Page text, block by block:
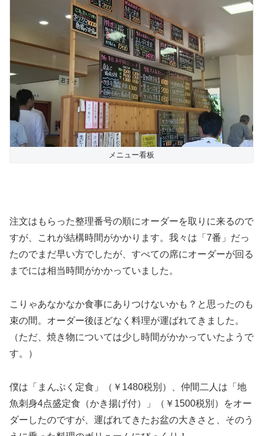
メニュー看板
注文はもらった整理番号の順にオーダーを取りに来るので
すが、これが結構時間がかかります。我々は「7番」だっ
たのでまだ早い方でしたが、すべての席にオーダーが回る
までには相当時間がかかっていました。
こりゃあなかなか食事にありつけないかも？と思ったのも
束の間。オーダー後ほどなく料理が運ばれてきました。
（ただ、焼き物については少し時間がかかっていたようで
す。）
僕は「まんぷく定食」（￥1480税別）、仲間二人は「地
魚刺身4点盛定食（かき揚げ付）」（￥1500税別）をオー
ダーしたのですが、運ばれてきたお盆の大きさと、そのう